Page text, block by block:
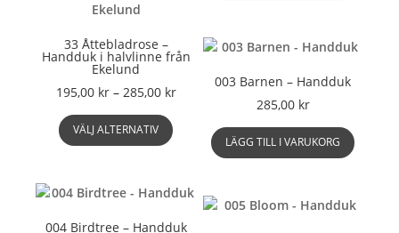
33 Åttebladrose –
Handduk i halvlinne från
Ekelund
195,00 kr – 285,00 krPrisintervall:
285,00 kr
VÄLJ ALTERNATIV
här
produkten
flera
varianter.
De
003 Barnen – Handduk
285,00 kr
LÄGG TILL I VARUKORG
004 Birdtree – Handduk